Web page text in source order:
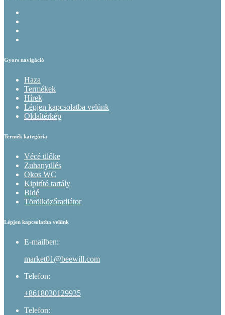
Gyors navigáció
Haza
Termékek
Hírek
Lépjen kapcsolatba velünk
Oldaltérkép
Termék kategória
Vécé ülőke
Zuhanyülés
Okos WC
Kipirító tartály
Bidé
Törölközőradiátor
Lépjen kapcsolatba velünk
E-mailben:
market01@beewill.com
Telefon:
+8618030129935
Telefon: